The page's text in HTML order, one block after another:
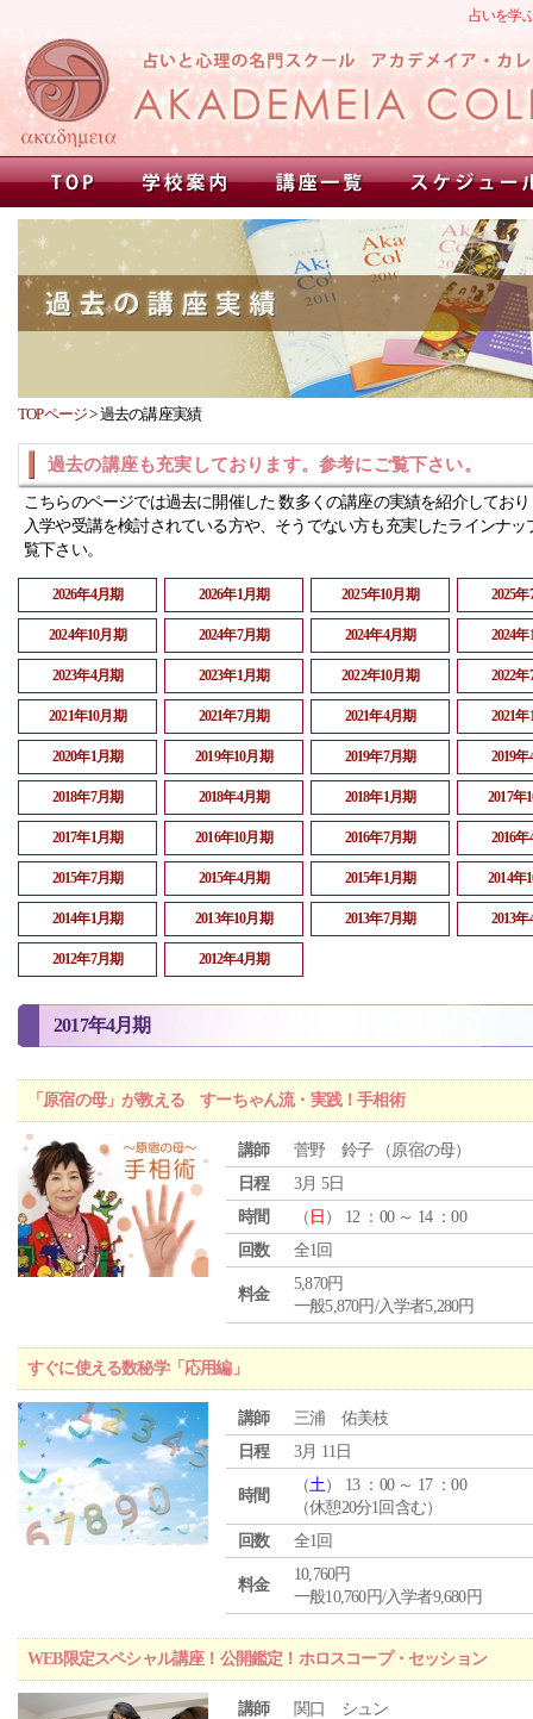
占いを学
TOPページ>過去の講座実績
過去の講座も充実しております。参考にご覧下さい。
こちらのページでは過去に開催した 数多くの講座の実績を紹介してお
入学や受講を検討されている方や、そうでない方も充実したラインナッ
覧下さい。
2026年4月期 2026年1月期 2025年10月期 2025
2024年10月期 2024年7月期 2024年4月期 2024
2023年4月期 2023年1月期 2022年10月期 2022
2021年10月期 2021年7月期 2021年4月期 2021
2020年1月期 2019年10月期 2019年7月期 2019
2018年7月期 2018年4月期 2018年1月期 2017年
2017年1月期 2016年10月期 2016年7月期 2016
2015年7月期 2015年4月期 2015年1月期 2014年
2014年1月期 2013年10月期 2013年7月期 2013
2012年7月期 2012年4月期
2017年4月期
「原宿の母」が教える すーちゃん流・実践！手相術
講師
菅野 鈴子 （原宿の母）
日程
3月 5日
時間
（ 日 ） 12 ：00 ～ 14 ：00
回数
全1回
料金
5,870円
一般5,870円/入学者5,280円
すぐに使える数秘学「応用編」
講師
三浦 佑美枝
日程
3月 11日
時間
（土） 13 ：00 ～ 17 ：00
（休憩20分1回含む）
回数
全1回
料金
10,760円
一般10,760円/入学者9,680円
WEB限定スペシャル講座！公開鑑定！ホロスコープ・セッション
講師
関口 シュン